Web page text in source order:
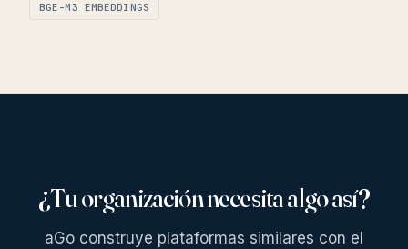
BGE-M3 EMBEDDINGS
¿Tu organización necesita algo así?
aGo construye plataformas similares con el